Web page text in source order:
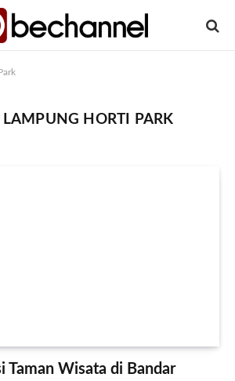
LAMPUNG HORTI PARK
Taman Wisata di Bandar